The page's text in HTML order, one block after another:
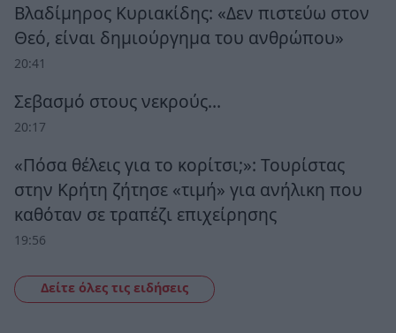
Βλαδίμηρος Κυριακίδης: «Δεν πιστεύω στον
Θεό, είναι δημιούργημα του ανθρώπου»
20:41
Σεβασμό στους νεκρούς…
20:17
«Πόσα θέλεις για το κορίτσι;»: Τουρίστας
στην Κρήτη ζήτησε «τιμή» για ανήλικη που
καθόταν σε τραπέζι επιχείρησης
19:56
Δείτε όλες τις ειδήσεις